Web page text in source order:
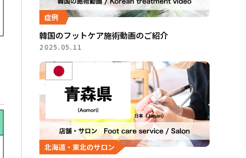
症例
韓国のフットケア施術動画のご紹介
2025.05.11
北海道・東北のサロン